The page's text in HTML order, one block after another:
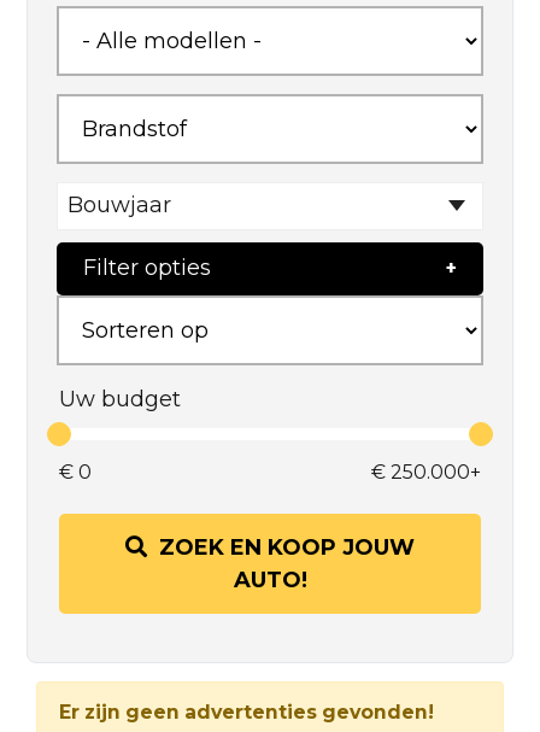
WIE ZIJN WIJ
CONTACT
Bouwjaar
Filter opties
Uw budget
€ 0 € 250.000+
ZOEK EN KOOP JOUW
AUTO!
Er zijn geen advertenties gevonden!